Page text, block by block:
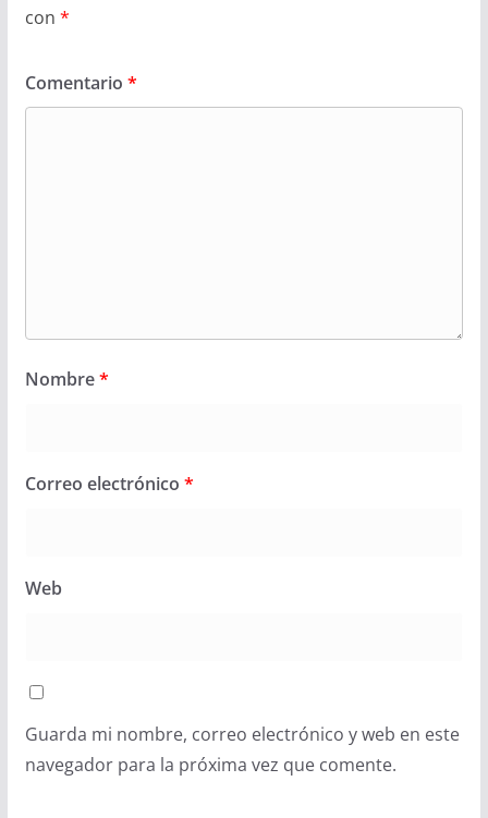
con *
Comentario *
Nombre*
Correo electrónico *
Web
Guarda mi nombre, correo electrónico y web en este
navegador para la próxima vez que comente.